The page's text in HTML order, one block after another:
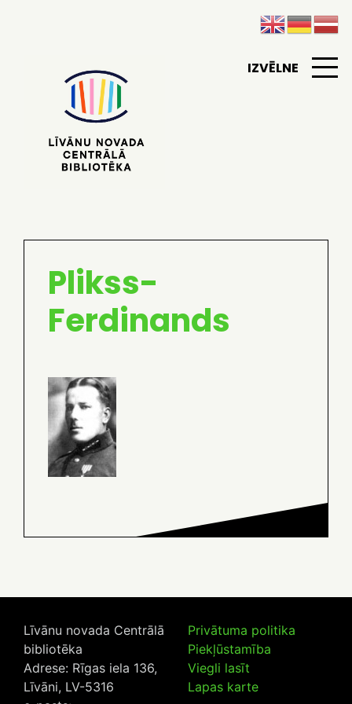
IZVĒLNE
Plikss-
Ferdinands
Līvānu novada Centrālā
bibliotēka
Adrese: Rīgas iela 136,
Līvāni, LV-5316
Privātuma politika
Piekļūstamība
Viegli lasīt
Lapas karte